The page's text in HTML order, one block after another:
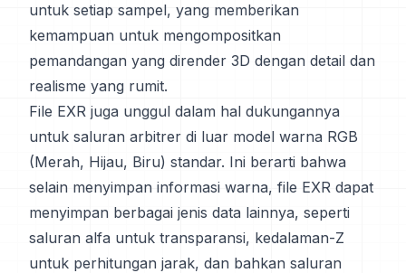
untuk setiap sampel, yang memberikan
kemampuan untuk mengompositkan
pemandangan yang dirender 3D dengan detail dan
realisme yang rumit.
File EXR juga unggul dalam hal dukungannya
untuk saluran arbitrer di luar model warna RGB
(Merah, Hijau, Biru) standar. Ini berarti bahwa
selain menyimpan informasi warna, file EXR dapat
menyimpan berbagai jenis data lainnya, seperti
saluran alfa untuk transparansi, kedalaman-Z
untuk perhitungan jarak, dan bahkan saluran